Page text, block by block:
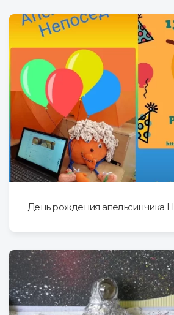
День рождения апельсинчика